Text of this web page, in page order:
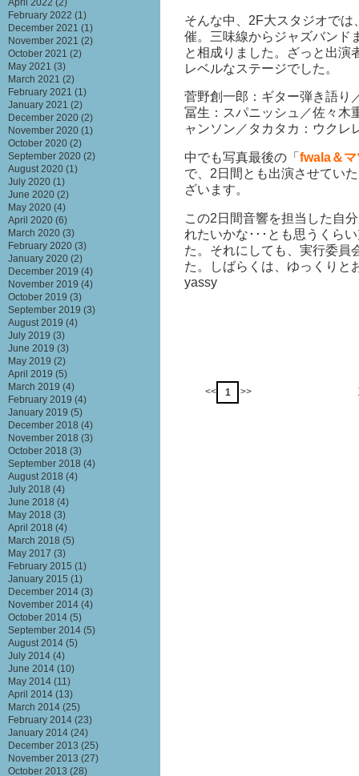
そんな中、2F大スタジオで
催。三味線からジャズバンド
と相成りました。ざっと出演
レベルなステージでした。
菅野創一郎：ギター弾き語り
冨生：スパニッシュ／佐々木
ャンソン／タカタカ：ウクレ
中でも写真最後の「 fwala＆
で、2日間とも出演させてい
ざいます。
この2日間音響を担当した自
れたいかな･･･とも思うくら
た。それにしても、実行委員
た。しばらくは、ゆっくり
yassy
<< 1 >>
April 2022 (2)
February 2022 (1)
December 2021 (1)
November 2021 (2)
October 2021 (2)
May 2021 (3)
March 2021 (2)
February 2021 (1)
January 2021 (2)
December 2020 (2)
November 2020 (1)
October 2020 (2)
September 2020 (2)
August 2020 (1)
July 2020 (1)
June 2020 (2)
May 2020 (4)
April 2020 (6)
March 2020 (3)
February 2020 (3)
January 2020 (2)
December 2019 (4)
November 2019 (4)
October 2019 (3)
September 2019 (3)
August 2019 (4)
July 2019 (3)
June 2019 (3)
May 2019 (2)
April 2019 (5)
March 2019 (4)
February 2019 (4)
January 2019 (5)
December 2018 (4)
November 2018 (3)
October 2018 (3)
September 2018 (4)
August 2018 (4)
July 2018 (4)
June 2018 (4)
May 2018 (3)
April 2018 (4)
March 2018 (5)
May 2017 (3)
February 2015 (1)
January 2015 (1)
December 2014 (3)
November 2014 (4)
October 2014 (5)
September 2014 (5)
August 2014 (5)
July 2014 (4)
June 2014 (10)
May 2014 (11)
April 2014 (13)
March 2014 (25)
February 2014 (23)
January 2014 (24)
December 2013 (25)
November 2013 (27)
October 2013 (28)